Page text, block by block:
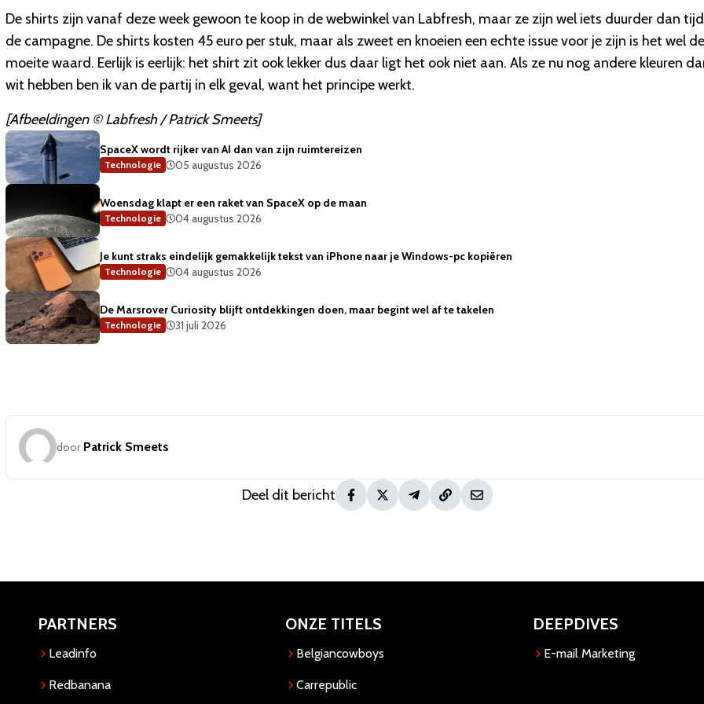
De shirts zijn vanaf deze week gewoon te koop in de webwinkel van Labfresh, maar ze zijn wel iets duurder dan
de campagne. De shirts kosten 45 euro per stuk, maar als zweet en knoeien een echte issue voor je zijn is het wel de
moeite waard. Eerlijk is eerlijk: het shirt zit ook lekker dus daar ligt het ook niet aan. Als ze nu nog andere kleuren
wit hebben ben ik van de partij in elk geval, want het principe werkt.
[Afbeeldingen © Labfresh / Patrick Smeets]
SpaceX wordt rijker van AI dan van zijn ruimtereizen
Technologie 05 augustus 2026
Woensdag klapt er een raket van SpaceX op de maan
Technologie 04 augustus 2026
Je kunt straks eindelijk gemakkelijk tekst van iPhone naar je Windows-pc kopiëren
Technologie 04 augustus 2026
De Marsrover Curiosity blijft ontdekkingen doen, maar begint wel af te takelen
Technologie 31 juli 2026
door Patrick Smeets
Deel dit bericht
PARTNERS
Leadinfo
Redbanana
ONZE TITELS
Belgiancowboys
Carrepublic
DEEPDIVES
E-mail Marketing